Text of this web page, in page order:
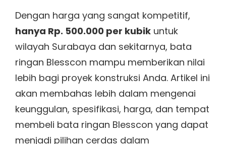
Dengan harga yang sangat kompetitif,
hanya Rp. 500.000 per kubik untuk
wilayah Surabaya dan sekitarnya, bata
ringan Blesscon mampu memberikan nilai
lebih bagi proyek konstruksi Anda. Artikel ini
akan membahas lebih dalam mengenai
keunggulan, spesifikasi, harga, dan tempat
membeli bata ringan Blesscon yang dapat
menjadi pilihan cerdas dalam